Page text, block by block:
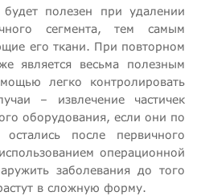
полезен при удалении
сегмента, тем самым
его ткани. При повторном
является весьма полезным
легко контролировать
– извлечение частичек
оборудования, если они по
после первичного
операционной
заболевания до того
в сложную форму.